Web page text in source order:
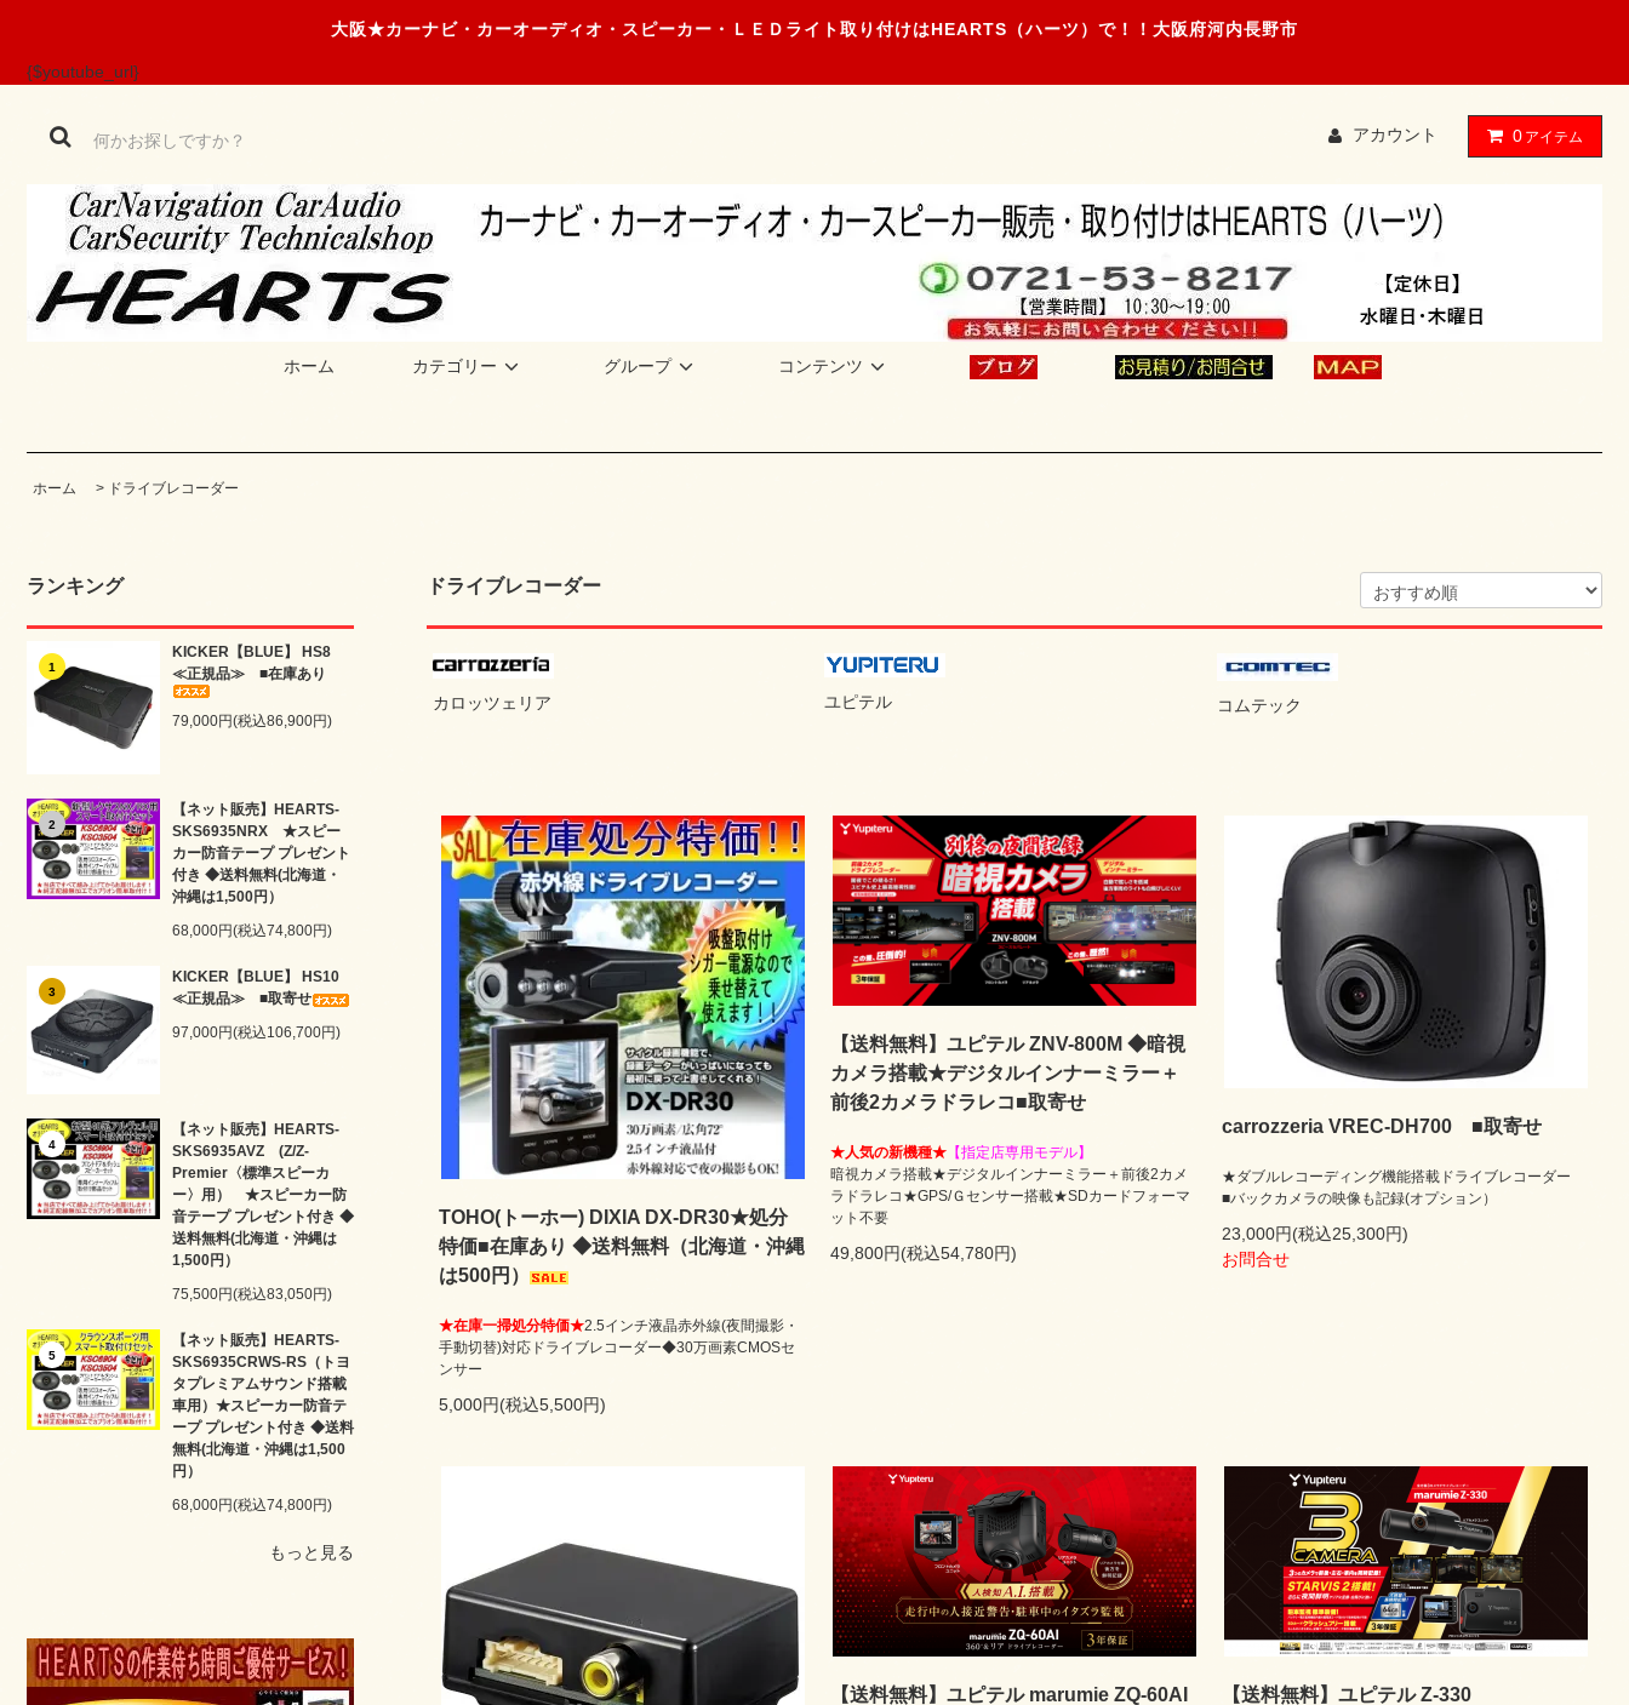
大阪★カーナビ・カーオーディオ・スピーカー・ＬＥＤライト取り付けはHEARTS（ハーツ）で！！大阪府河内長野市
{$youtube_url}
アカウント 0 アイテム
ホーム カテゴリー グループ コンテンツ
ホーム > ドライブレコーダー
ランキング
1
KICKER【BLUE】 HS8
≪正規品≫ ■在庫あり
79,000円(税込86,900円)
2
【ネット販売】HEARTS-
SKS6935NRX ★スピー
カー防音テープ プレゼント
付き ◆送料無料(北海道・
沖縄は1,500円）
68,000円(税込74,800円)
3
KICKER【BLUE】 HS10
≪正規品≫ ■取寄せ
97,000円(税込106,700円)
4
【ネット販売】HEARTS-
SKS6935AVZ (Z/Z-
Premier〈標準スピーカ
ー〉用） ★スピーカー防
音テープ プレゼント付き ◆
送料無料(北海道・沖縄は
1,500円）
75,500円(税込83,050円)
5
【ネット販売】HEARTS-
SKS6935CRWS-RS（トヨ
タプレミアムサウンド搭載
車用）★スピーカー防音テ
ープ プレゼント付き ◆送料
無料(北海道・沖縄は1,500
円）
68,000円(税込74,800円)
もっと見る
ドライブレコーダー
カロッツェリア ユピテル コムテック
TOHO(トーホー) DIXIA DX-DR30★処分
特価■在庫あり ◆送料無料（北海道・沖縄
は500円）
★在庫一掃処分特価★2.5インチ液晶赤外線(夜間撮影・
手動切替)対応ドライブレコーダー◆30万画素CMOSセ
ンサー
5,000円(税込5,500円)
【送料無料】ユピテル ZNV-800M ◆暗視
カメラ搭載★デジタルインナーミラー＋
前後2カメラドラレコ■取寄せ
★人気の新機種★ 【指定店専用モデル】
暗視カメラ搭載★デジタルインナーミラー＋前後2カメ
ラドラレコ★GPS/Ｇセンサー搭載★SDカードフォーマ
ット不要
49,800円(税込54,780円)
carrozzeria VREC-DH700 ■取寄せ
★ダブルレコーディング機能搭載ドライブレコーダー
■バックカメラの映像も記録(オプション）
23,000円(税込25,300円)
お問合せ
【送料無料】ユピテル marumie ZQ-60AI
【送料無料】ユピテル Z-330